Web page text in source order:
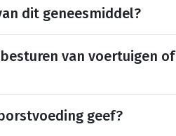
dit geneesmiddel?
van voertuigen of
geef?